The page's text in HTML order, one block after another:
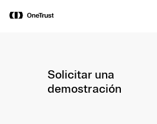
OneTrust nombrada Visionaria en el
Magic Quadrant™ de Gartner® 2026
Solicitar una
demostración